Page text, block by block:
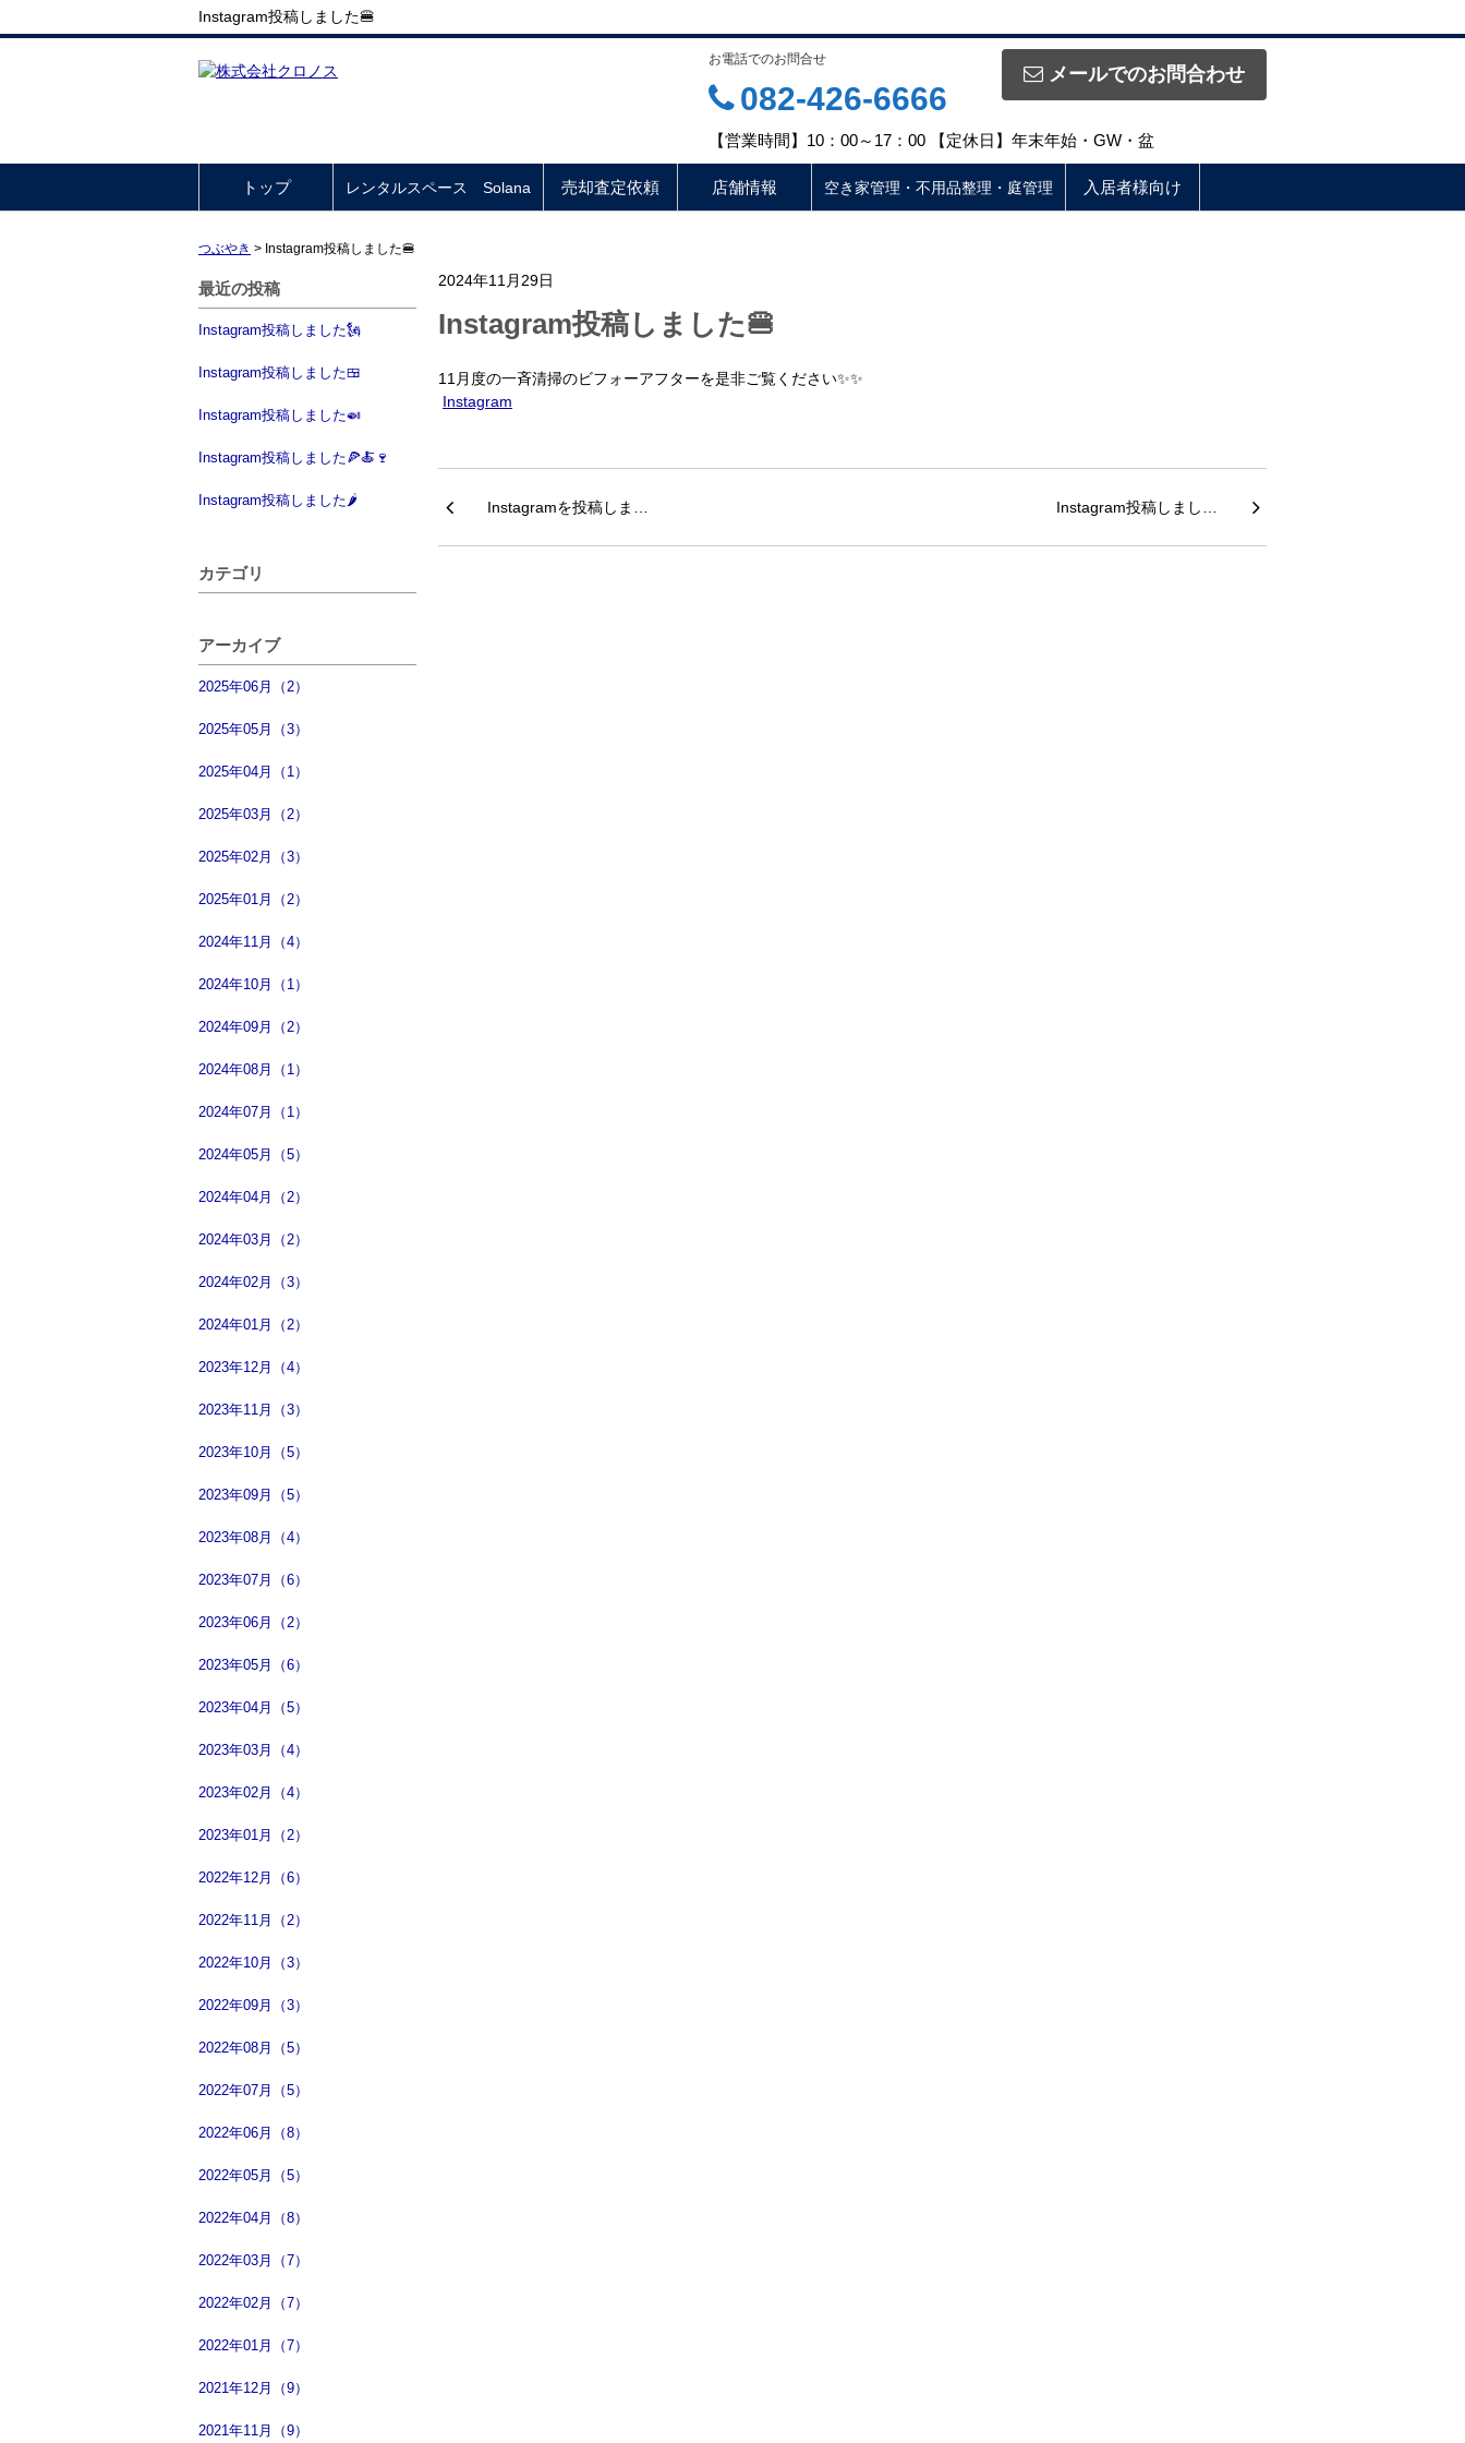
Instagram投稿しました🍔
メールでのお問合わせ
お電話でのお問合せ
082-426-6666
【営業時間】10：00～17：00 【定休日】年末年始・GW・盆
トップ レンタルスペース Solana 売却査定依頼 店舗情報 空き家管理・不用品整理・庭管理 入居者様向け
つぶやき > Instagram投稿しました🍔
最近の投稿
Instagram投稿しました🗽
Instagram投稿しました🍱
Instagram投稿しました🍛
Instagram投稿しました🍕🍝🍷
Instagram投稿しました🌶
カテゴリ
アーカイブ
2025年06月（2）
2025年05月（3）
2025年04月（1）
2025年03月（2）
2025年02月（3）
2025年01月（2）
2024年11月（4）
2024年10月（1）
2024年09月（2）
2024年08月（1）
2024年07月（1）
2024年05月（5）
2024年04月（2）
2024年03月（2）
2024年02月（3）
2024年01月（2）
2023年12月（4）
2023年11月（3）
2023年10月（5）
2023年09月（5）
2023年08月（4）
2023年07月（6）
2023年06月（2）
2023年05月（6）
2023年04月（5）
2023年03月（4）
2023年02月（4）
2023年01月（2）
2022年12月（6）
2022年11月（2）
2022年10月（3）
2022年09月（3）
2022年08月（5）
2022年07月（5）
2022年06月（8）
2022年05月（5）
2022年04月（8）
2022年03月（7）
2022年02月（7）
2022年01月（7）
2021年12月（9）
2021年11月（9）
2024年11月29日
Instagram投稿しました🍔
11月度の一斉清掃のビフォーアフターを是非ご覧ください✨✨
Instagram
Instagramを投稿しま… Instagram投稿しまし…